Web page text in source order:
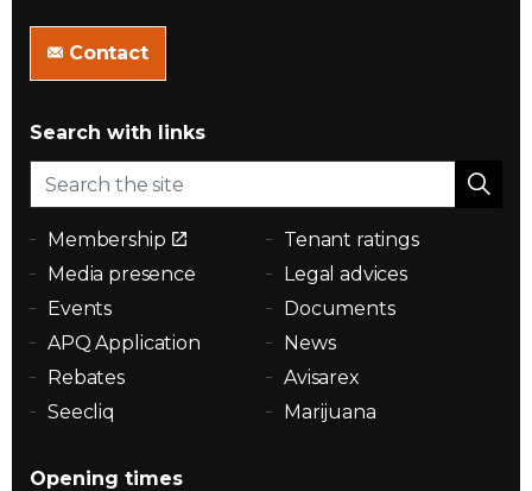
Contact
Search with links
Membership
Tenant ratings
Media presence
Legal advices
Events
Documents
APQ Application
News
Rebates
Avisarex
Seecliq
Marijuana
Opening times